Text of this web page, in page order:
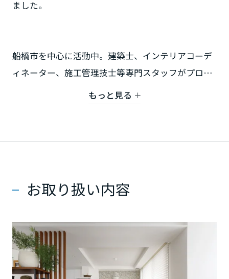
ミサワアイデンティティ
ました。
船橋市を中心に活動中。建築士、インテリアコーデ
ィネーター、施工管理技士等専門スタッフがプロの
知識と技術で最適なリフォームプランをご提供致し
務所のリフォーム、ビルの大規模修繕・リノベーシ
安心・安全・快適な空間はミサワリフォーム船橋営
【対象地域】 船橋市、鎌ヶ谷市、八千代市、習
志野市の一部
もっと見る
お取り扱い内容
甲信越・北陸
山梨県